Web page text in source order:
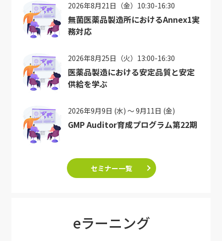
2026年8月21日（金）10:30-16:30
無菌医薬品製造所におけるAnnex1実
務対応
2026年8月25日（火）13:00-16:30
医薬品製造における安定品質と安定
供給を学ぶ
2026年9月9日 (水) ～ 9月11日 (金)
GMP Auditor育成プログラム第22期
セミナー一覧
eラーニング